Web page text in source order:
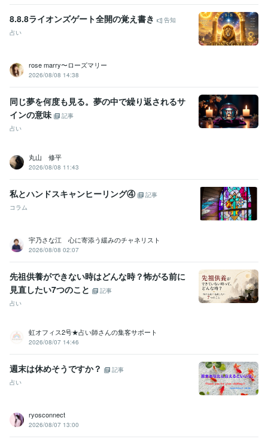
8.8.8ライオンズゲート全開の覚え書き
告知
占い
rose marry〜ローズマリー
2026/08/08 14:38
同じ夢を何度も見る。夢の中で繰り返されるサ
インの意味
記事
占い
丸山 修平
2026/08/08 11:43
私とハンドスキャンヒーリング④
記事
コラム
宇乃さな江 心に寄添う緩みのチャネリスト
2026/08/08 02:07
先祖供養ができない時はどんな時？怖がる前に
見直したい7つのこと
記事
占い
虹オフィス2号★占い師さんの集客サポート
2026/08/07 14:46
週末は休めそうですか？
記事
占い
ryosconnect
2026/08/07 13:00